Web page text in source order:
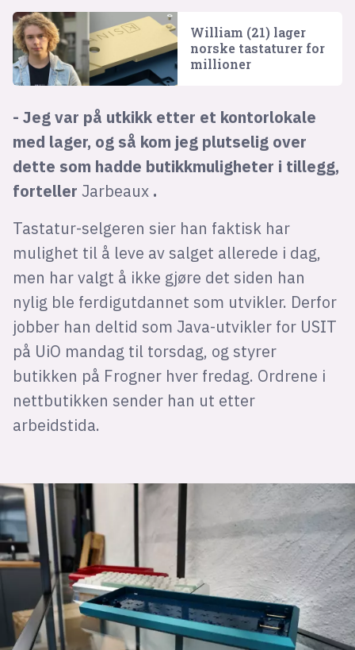
William (21) lager
norske tastaturer for
millioner
- Jeg var på utkikk etter et kontorlokale
med lager, og så kom jeg plutselig over
dette som hadde butikkmuligheter i tillegg,
forteller Jarbeaux .
Tastatur-selgeren sier han faktisk har
mulighet til å leve av salget allerede i dag,
men har valgt å ikke gjøre det siden han
nylig ble ferdigutdannet som utvikler. Derfor
jobber han deltid som Java-utvikler for USIT
på UiO mandag til torsdag, og styrer
butikken på Frogner hver fredag. Ordrene i
nettbutikken sender han ut etter
arbeidstida.